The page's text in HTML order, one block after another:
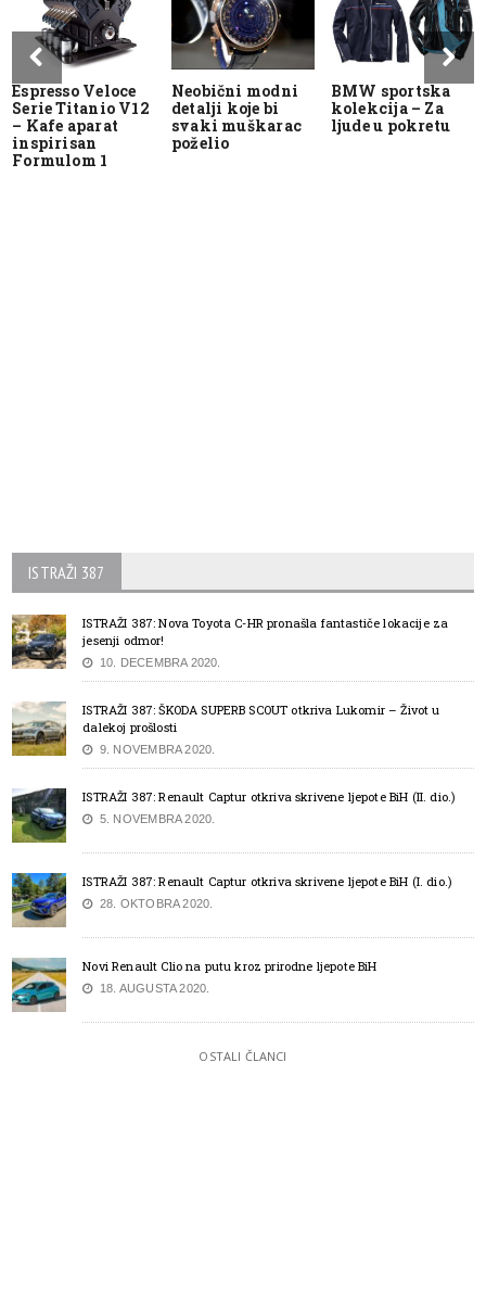
Espresso Veloce
Serie Titanio V12
– Kafe aparat
inspirisan
Formulom 1
Neobični modni
detalji koje bi
svaki muškarac
poželio
BMW sportska
kolekcija – Za
ljude u pokretu
ISTRAŽI 387
ISTRAŽI 387: Nova Toyota C-HR pronašla fantastiče lokacije za
jesenji odmor!
10. DECEMBRA 2020.
ISTRAŽI 387: ŠKODA SUPERB SCOUT otkriva Lukomir – Život u
dalekoj prošlosti
9. NOVEMBRA 2020.
ISTRAŽI 387: Renault Captur otkriva skrivene ljepote BiH (II. dio.)
5. NOVEMBRA 2020.
ISTRAŽI 387: Renault Captur otkriva skrivene ljepote BiH (I. dio.)
28. OKTOBRA 2020.
Novi Renault Clio na putu kroz prirodne ljepote BiH
18. AUGUSTA 2020.
OSTALI ČLANCI